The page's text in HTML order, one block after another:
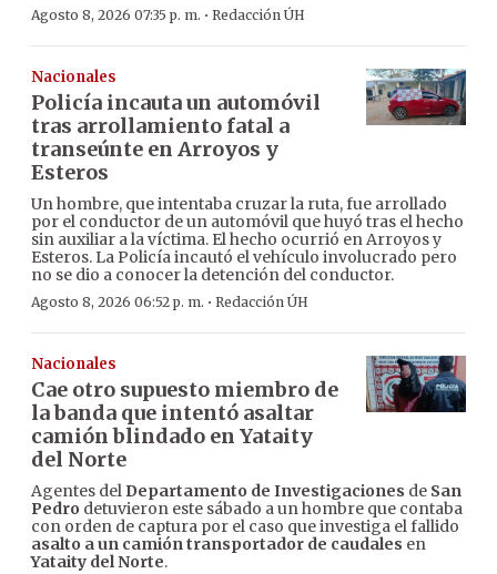
Agosto 8, 2026 07:35 p. m. · Redacción ÚH
Nacionales
Policía incauta un automóvil
tras arrollamiento fatal a
transeúnte en Arroyos y
Esteros
Un hombre, que intentaba cruzar la ruta, fue arrollado
por el conductor de un automóvil que huyó tras el hecho
sin auxiliar a la víctima. El hecho ocurrió en Arroyos y
Esteros. La Policía incautó el vehículo involucrado pero
no se dio a conocer la detención del conductor.
Agosto 8, 2026 06:52 p. m. · Redacción ÚH
Nacionales
Cae otro supuesto miembro de
la banda que intentó asaltar
camión blindado en Yataity
del Norte
Agentes del Departamento de Investigaciones de San
Pedro detuvieron este sábado a un hombre que contaba
con orden de captura por el caso que investiga el fallido
asalto a un camión transportador de caudales en
Yataity del Norte.